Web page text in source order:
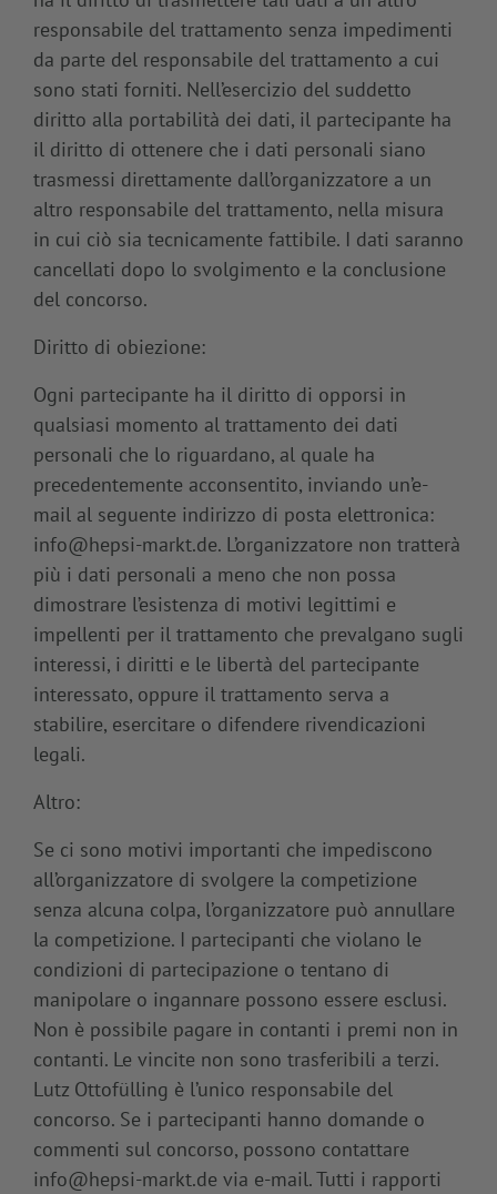
responsabile del trattamento senza impedimenti
da parte del responsabile del trattamento a cui
sono stati forniti. Nell’esercizio del suddetto
diritto alla portabilità dei dati, il partecipante ha
il diritto di ottenere che i dati personali siano
trasmessi direttamente dall’organizzatore a un
altro responsabile del trattamento, nella misura
in cui ciò sia tecnicamente fattibile. I dati saranno
cancellati dopo lo svolgimento e la conclusione
del concorso.
Diritto di obiezione:
Ogni partecipante ha il diritto di opporsi in
qualsiasi momento al trattamento dei dati
personali che lo riguardano, al quale ha
precedentemente acconsentito, inviando un’e-
mail al seguente indirizzo di posta elettronica:
info@hepsi-markt.de. L’organizzatore non tratterà
più i dati personali a meno che non possa
dimostrare l’esistenza di motivi legittimi e
impellenti per il trattamento che prevalgano sugli
interessi, i diritti e le libertà del partecipante
interessato, oppure il trattamento serva a
stabilire, esercitare o difendere rivendicazioni
legali.
Altro:
Se ci sono motivi importanti che impediscono
all’organizzatore di svolgere la competizione
senza alcuna colpa, l’organizzatore può annullare
la competizione. I partecipanti che violano le
condizioni di partecipazione o tentano di
manipolare o ingannare possono essere esclusi.
Non è possibile pagare in contanti i premi non in
contanti. Le vincite non sono trasferibili a terzi.
Lutz Ottofülling è l’unico responsabile del
concorso. Se i partecipanti hanno domande o
commenti sul concorso, possono contattare
info@hepsi-markt.de via e-mail. Tutti i rapporti